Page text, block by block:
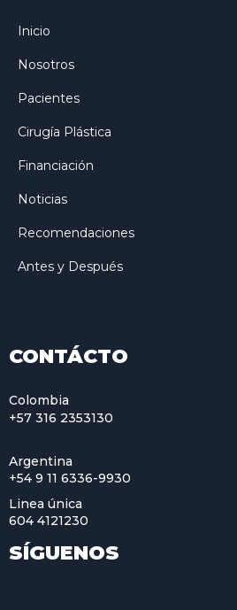
Inicio
Nosotros
Pacientes
Cirugía Plástica
Financiación
Noticias
Recomendaciones
Antes y Después
CONTÁCTO
Colombia
+57 316 2353130
Argentina
+54 9 11 6336-9930
Linea única
604 4121230
SÍGUENOS